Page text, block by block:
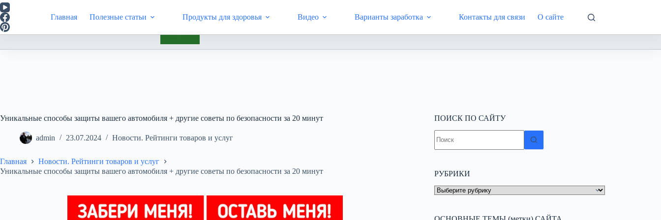
Перейти
к
сути
Главная Полезные статьи Продукты для здоровья Видео Варианты заработка Контакты для связи О сайте
Уникальные способы защиты вашего автомобиля + другие советы по безопасности за 20 минут
admin 23.07.2024 Новости. Рейтинги товаров и услуг
Главная
Новости. Рейтинги товаров и услуг
Уникальные способы защиты вашего автомобиля + другие советы по безопасности за 20 минут
ПОИСК ПО САЙТУ
не
найдено
РУБРИКИ
РУБРИКИ